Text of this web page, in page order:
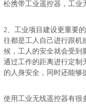
松携带工业遥控器，工业
2、工业项目建设更重要
往都是工人自己进行跟机
候，工人的安全就会受到
通过工作的距离进行定制
的人身安全，同时还能够
使用工业无线遥控器有很